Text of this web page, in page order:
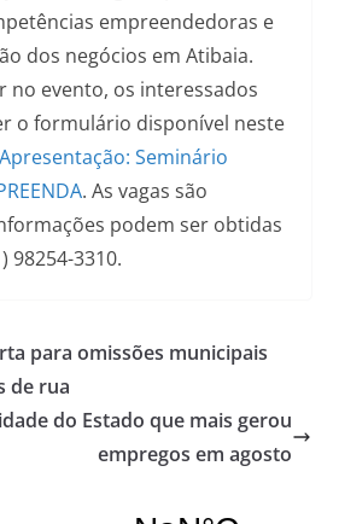
empreendedoras e
dos negócios em Atibaia.
no evento, os interessados
o formulário disponível neste
Seminário
. As vagas são
podem ser obtidas
98254-3310.
para omissões municipais
de rua
do Estado que mais gerou
empregos em agosto